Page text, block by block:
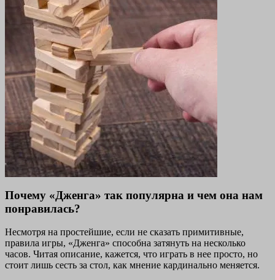
Почему «Дженга» так популярна и чем она нам
понравилась?
Несмотря на простейшие, если не сказать примитивные,
правила игры, «Дженга» способна затянуть на несколько
часов. Читая описание, кажется, что играть в нее просто, но
стоит лишь сесть за стол, как мнение кардинально меняется.